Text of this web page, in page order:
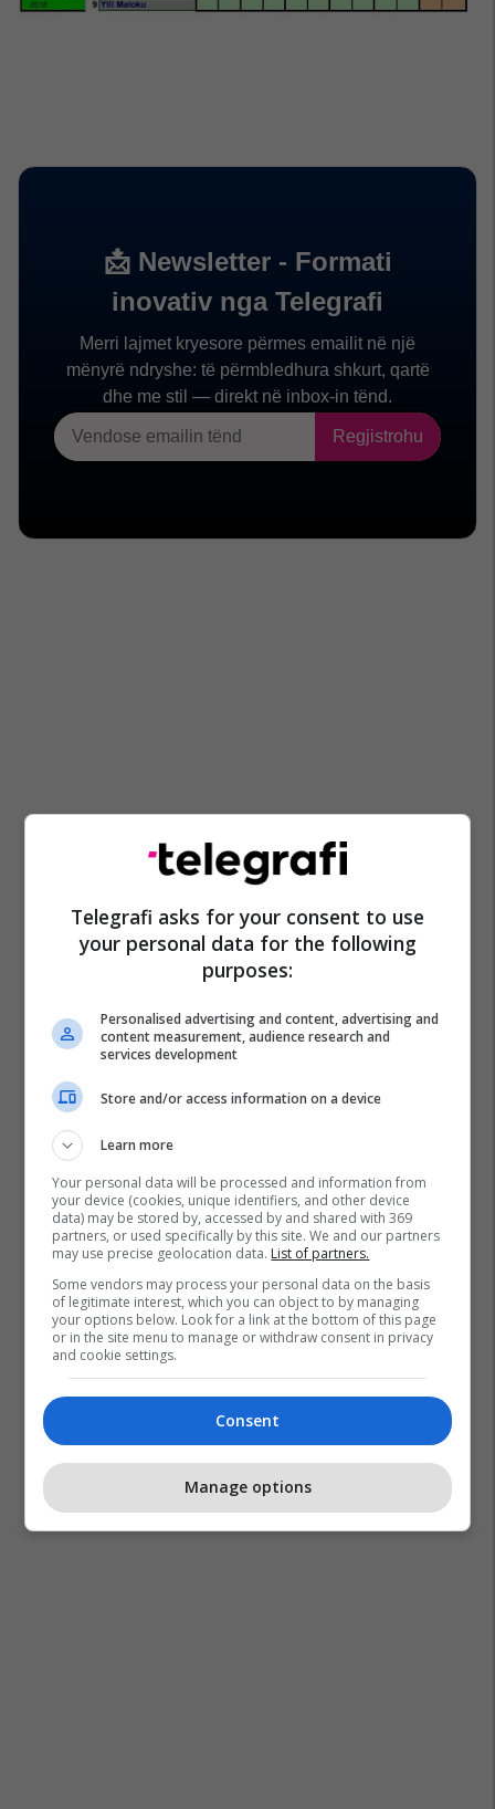
Telegrafi asks for your consent to use
your personal data for the following
purposes:
Personalised advertising and content, advertising and
content measurement, audience research and
services development
Store and/or access information on a device
Learn more
Your personal data will be processed and information from
your device (cookies, unique identifiers, and other device
data) may be stored by, accessed by and shared with 369
partners, or used specifically by this site. We and our partners
may use precise geolocation data. List of partners.
Some vendors may process your personal data on the basis
of legitimate interest, which you can object to by managing
your options below. Look for a link at the bottom of this page
or in the site menu to manage or withdraw consent in privacy
and cookie settings.
Consent
Manage options